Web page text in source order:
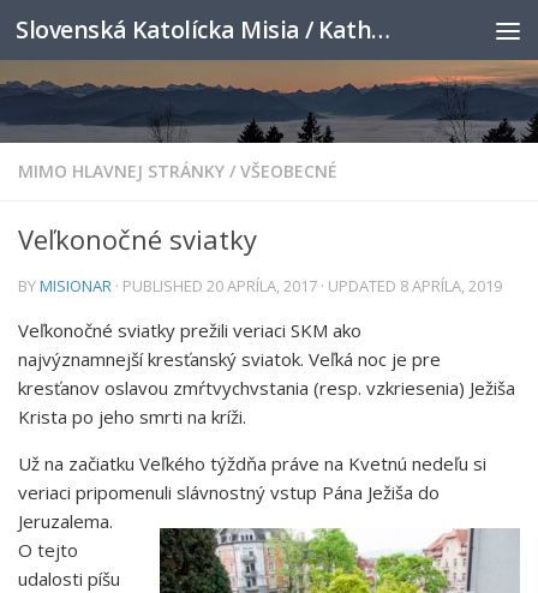
Skip to content Slovenská Katolícka Misia / Katholische Slowakenmission
MIMO HLAVNEJ STRÁNKY / VŠEOBECNÉ
Veľkonočné sviatky
BYMISIONAR · PUBLISHED 20 APRÍLA, 2017 · UPDATED 8 APRÍLA, 2019
Veľkonočné sviatky prežili veriaci SKM ako
najvýznamnejší kresťanský sviatok. Veľká noc je pre
kresťanov oslavou zmŕtvychvstania (resp. vzkriesenia) Ježiša
Krista po jeho smrti na kríži.
Už na začiatku Veľkého týždňa práve na Kvetnú nedeľu si
veriaci pripomenuli slávnostný vstup Pána Ježiša do
Jeruzalema.
O tejto
udalosti píšu